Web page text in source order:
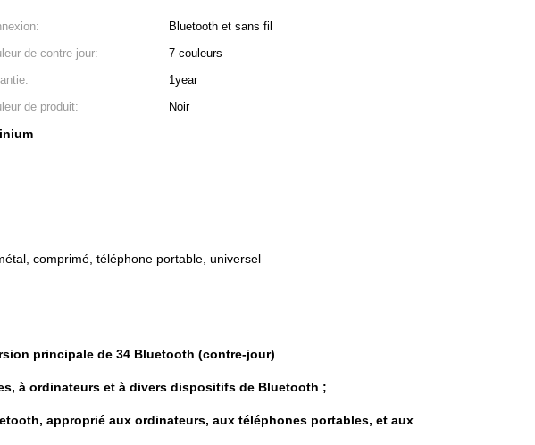
Bluetooth et sans fil
de contre-jour:
7 couleurs
1year
de produit:
Noir
comprimé, téléphone portable, universel
principale de 34 Bluetooth (contre-jour)
à ordinateurs et à divers dispositifs de Bluetooth ;
approprié aux ordinateurs, aux téléphones portables, et aux